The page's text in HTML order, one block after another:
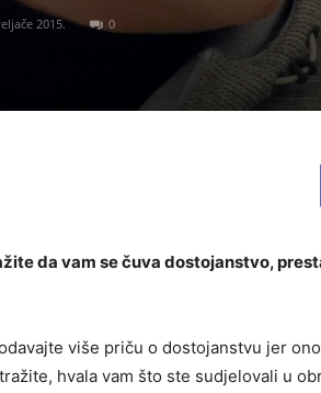
2015. 0
da vam se čuva dostojanstvo,
više priču o dostojanstvu jer
hvala vam što ste sudjelovali u